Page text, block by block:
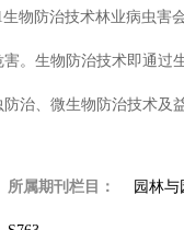
生物防治技术林业病虫
害。生物防治技术即通过
治、微生物防治技术及
所属期刊栏目： 园林与